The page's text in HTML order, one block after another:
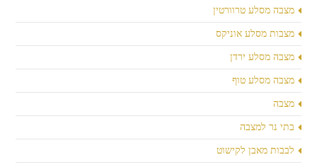
מצבה מסלע טרוורטין
מצבות מסלע אוניקס
מצבה מסלע ירדן
מצבה מסלע טוף
מצבה
בתי נר למצבה
לבבות מאבן לקישוט